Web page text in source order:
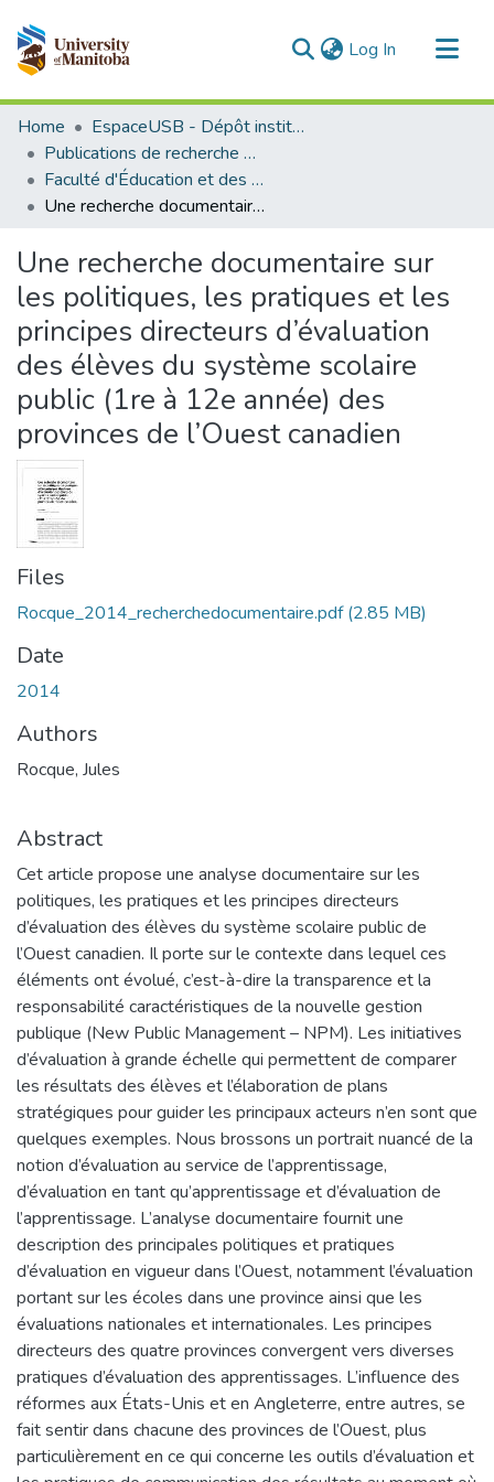
Log In (current)
Communities & Collections
All of MSpace
Statistics
Home
EspaceUSB - Dépôt institutionnel de l'Université de Saint-Boniface
Publications de recherche et autres travaux des professeurs et chercheurs
Faculté d'Éducation et des Études professionnelles
Une recherche documentaire sur les politiques, les pratiques et les principes directeurs d’évaluation des élèves du système scolaire public (1re à 12e année) des provinces de l’Ouest canadien
Une recherche documentaire sur
les politiques, les pratiques et les
principes directeurs d’évaluation
des élèves du système scolaire
public (1re à 12e année) des
provinces de l’Ouest canadien
Files
Rocque_2014_recherchedocumentaire.pdf(2.85 MB)
Date
2014
Authors
Rocque, Jules
Abstract
Cet article propose une analyse documentaire sur les
politiques, les pratiques et les principes directeurs
d’évaluation des élèves du système scolaire public de
l’Ouest canadien. Il porte sur le contexte dans lequel ces
éléments ont évolué, c’est-à-dire la transparence et la
responsabilité caractéristiques de la nouvelle gestion
publique (New Public Management – NPM). Les initiatives
d’évaluation à grande échelle qui permettent de comparer
les résultats des élèves et l’élaboration de plans
stratégiques pour guider les principaux acteurs n’en sont que
quelques exemples. Nous brossons un portrait nuancé de la
notion d’évaluation au service de l’apprentissage,
d’évaluation en tant qu’apprentissage et d’évaluation de
l’apprentissage. L’analyse documentaire fournit une
description des principales politiques et pratiques
d’évaluation en vigueur dans l’Ouest, notamment l’évaluation
portant sur les écoles dans une province ainsi que les
évaluations nationales et internationales. Les principes
directeurs des quatre provinces convergent vers diverses
pratiques d’évaluation des apprentissages. L’influence des
réformes aux États-Unis et en Angleterre, entre autres, se
fait sentir dans chacune des provinces de l’Ouest, plus
particulièrement en ce qui concerne les outils d’évaluation et